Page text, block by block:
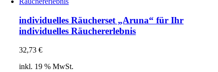
individuelles Räucherset „Aruna“ für Ihr
individuelles Räuchererlebnis
32,73€
inkl. 19 % MwSt.